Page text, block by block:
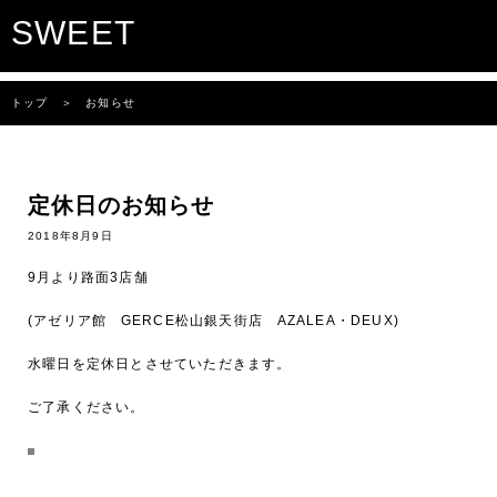
SWEET
トップ ＞ お知らせ
定休日のお知らせ
2018年8月9日
9月より路面3店舗
(アゼリア館 GERCE松山銀天街店 AZALEA・DEUX)
水曜日を定休日とさせていただきます。
ご了承ください。